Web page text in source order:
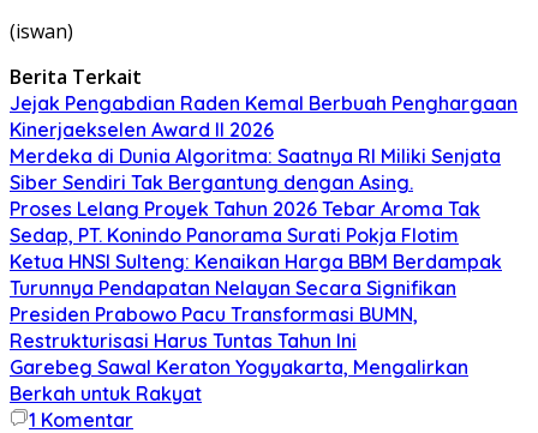
(iswan)
Berita Terkait
Jejak Pengabdian Raden Kemal Berbuah Penghargaan
Kinerjaekselen Award II 2026
Merdeka di Dunia Algoritma: Saatnya RI Miliki Senjata
Siber Sendiri Tak Bergantung dengan Asing.
Proses Lelang Proyek Tahun 2026 Tebar Aroma Tak
Sedap, PT. Konindo Panorama Surati Pokja Flotim
Ketua HNSI Sulteng: Kenaikan Harga BBM Berdampak
Turunnya Pendapatan Nelayan Secara Signifikan
Presiden Prabowo Pacu Transformasi BUMN,
Restrukturisasi Harus Tuntas Tahun Ini
Garebeg Sawal Keraton Yogyakarta, Mengalirkan
Berkah untuk Rakyat
1 Komentar